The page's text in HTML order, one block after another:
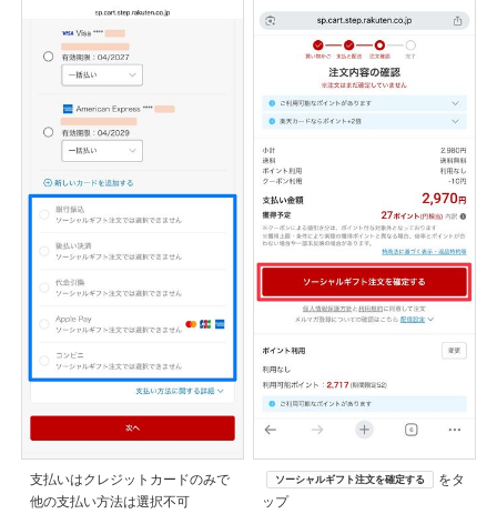
支払いはクレジットカードのみで
他の支払い方法は選択不可
ソーシャルギフト注文を確定する
をタ
ップ